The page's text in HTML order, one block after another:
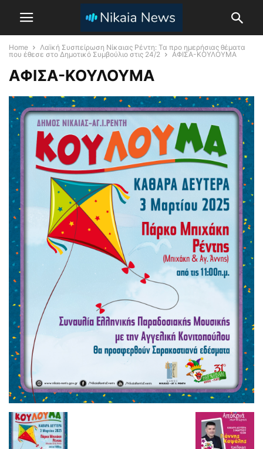
Home
Λαïκή Συσπείρωση Νίκαιας Ρέντη: Τα προ ημερήσιας θέματα
που έθεσε στο Δημοτικό Συμβούλιο στις 24/2
ΑΦΙΣΑ-ΚΟΥΛΟΥΜΑ
ΑΦΙΣΑ-ΚΟΥΛΟΥΜΑ